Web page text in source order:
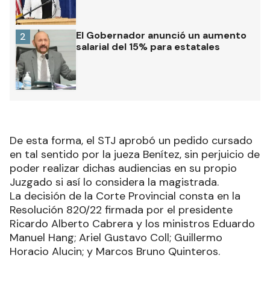
El Gobernador anunció un aumento
salarial del 15% para estatales
2
De esta forma, el STJ aprobó un pedido cursado
en tal sentido por la jueza Benítez, sin perjuicio de
poder realizar dichas audiencias en su propio
Juzgado si así lo considera la magistrada.
La decisión de la Corte Provincial consta en la
Resolución 820/22 firmada por el presidente
Ricardo Alberto Cabrera y los ministros Eduardo
Manuel Hang; Ariel Gustavo Coll; Guillermo
Horacio Alucin; y Marcos Bruno Quinteros.